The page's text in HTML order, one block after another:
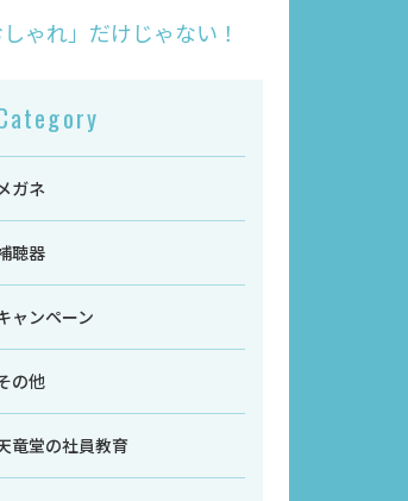
ゃれ」だけじゃない！
ガネ
聴器
ャンペーン
の他
竜堂の社員教育